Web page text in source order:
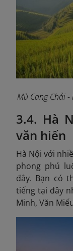
Mù Cang Chải
3.4. Hà
văn hiến
Hà Nội với
phong phú
đây. Bạn có
tiếng tại đây
Minh, Văn